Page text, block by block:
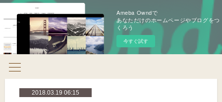
Ameba Owndで
あなただけのホームページやブログをつ
くろう
今すぐ試す
2018.03.19 06:15